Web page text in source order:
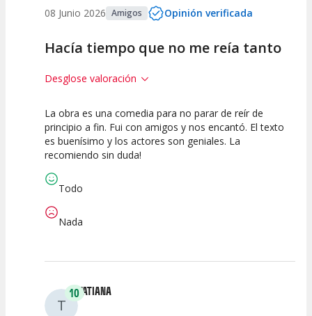
08 Junio 2026 Amigos Opinión verificada
Hacía tiempo que no me reía tanto
Desglose valoración
10
Calidad del
Espectáculo
10
Puesta en
Escena
10
Interpretación
La obra es una comedia para no parar de reír de
principio a fin. Fui con amigos y nos encantó. El texto
es buenísimo y los actores son geniales. La
recomiendo sin duda!
Todo
Nada
T
10TATIANA